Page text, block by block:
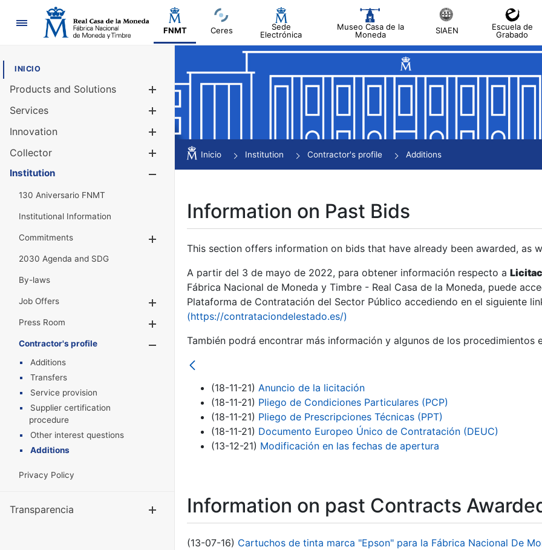
Navigation
FNMT Ceres
Sede
Electrónica
Museo Casa de la
Moneda
SIAEN
Escuela de
Grabado
INICIO
Products and Solutions
Services
Innovation
Collector
Show/Hide
Institution
130 Aniversario FNMT
Institutional Information
Commitments
2030 Agenda and SDG
By-laws
Job Offers
Show/Hide
Press Room
Show/Hide
Contractor's profile
Show/Hide
Additions
Transfers
Service provision
Supplier certification
procedure
Other interest questions
Additions
Privacy Policy
Transparencia Show/Hide
Inicio Institution Contractor's profile Additions
Information on Past Bids
This section offers information on bids that have already been awarded, as
A partir del 3 de mayo de 2022, para obtener información respecto a
Fábrica Nacional de Moneda y Timbre - Real Casa de la Moneda, puede
Plataforma de Contratación del Sector Público accediendo en el siguiente
(https://contrataciondelestado.es/)
También podrá encontrar más información y algunos de los procedimientos
(18-11-21) Anuncio de la licitación
(18-11-21) Pliego de Condiciones Particulares (PCP)
(18-11-21) Pliego de Prescripciones Técnicas (PPT)
(18-11-21) Documento Europeo Único de Contratación (DEUC)
(13-12-21) Modificación en las fechas de apertura
Information on past Contracts
(13-07-16) Cartuchos de tinta marca "Epson" para la Fábrica Nacional De